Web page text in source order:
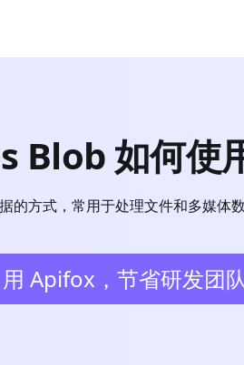
Blob 如何使
方式，常用于处理文件和多媒体
用 Apifox，节省研发团